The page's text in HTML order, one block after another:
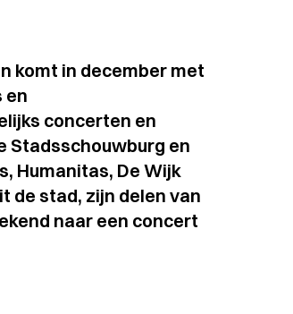
komt in december met
en
concerten en
Stadsschouwburg en
Humanitas, De Wijk
de stad, zijn delen van
naar een concert